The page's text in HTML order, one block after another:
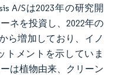
A/Sは2023年の研究開
ネを投資し、2022年の
ら増加しており、イノ
トメントを示していま
は植物由来、クリーン